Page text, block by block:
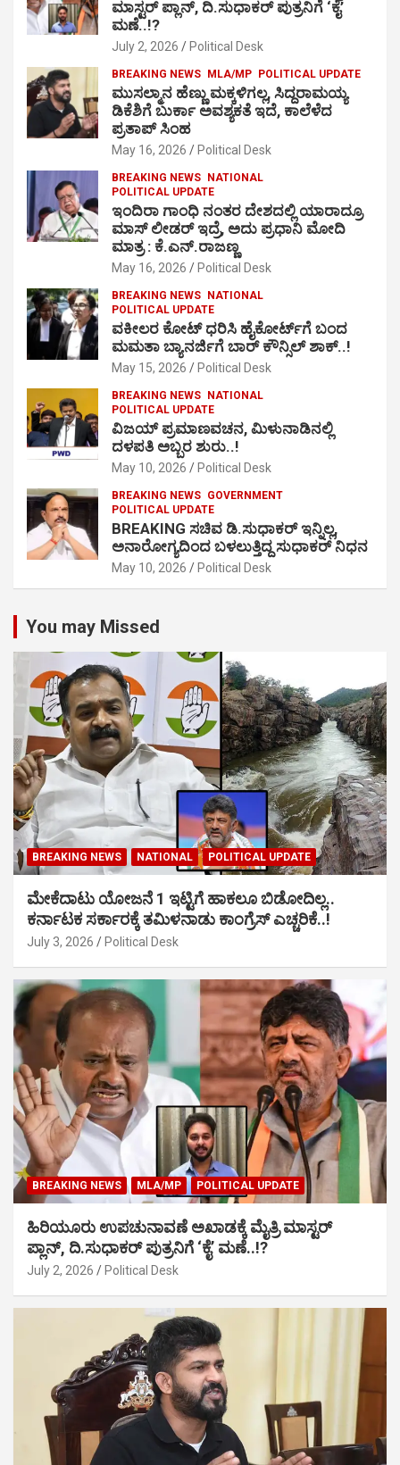
ಮಾಸ್ಟರ್ ಪ್ಲಾನ್, ದಿ.ಸುಧಾಕರ್ ಪುತ್ರನಿಗೆ ‘ಕೈ’
ಮಣೆ..!?
July 2, 2026 Political Desk
BREAKING NEWS MLA/MP POLITICAL UPDATE
ಮುಸಲ್ಮಾನ ಹೆಣ್ಣು ಮಕ್ಕಳಿಗಲ್ಲ, ಸಿದ್ದರಾಮಯ್ಯ
ಡಿಕೆಶಿಗೆ ಬುರ್ಕಾ ಅವಶ್ಯಕತೆ ಇದೆ, ಕಾಲೆಳೆದ
ಪ್ರತಾಪ್ ಸಿಂಹ
May 16, 2026 Political Desk
BREAKING NEWS NATIONAL
POLITICAL UPDATE
ಇಂದಿರಾ ಗಾಂಧಿ ನಂತರ ದೇಶದಲ್ಲಿ ಯಾರಾದ್ರೂ
ಮಾಸ್ ಲೀಡರ್ ಇದ್ರೆ, ಅದು ಪ್ರಧಾನಿ ಮೋದಿ
ಮಾತ್ರ : ಕೆ.ಎನ್.ರಾಜಣ್ಣ
May 16, 2026 Political Desk
BREAKING NEWS NATIONAL
POLITICAL UPDATE
ವಕೀಲರ ಕೋಟ್ ಧರಿಸಿ ಹೈಕೋರ್ಟ್​ಗೆ ಬಂದ
ಮಮತಾ ಬ್ಯಾನರ್ಜಿಗೆ ಬಾರ್ ಕೌನ್ಸಿಲ್ ಶಾಕ್..!
May 15, 2026 Political Desk
BREAKING NEWS NATIONAL
POLITICAL UPDATE
ವಿಜಯ್ ಪ್ರಮಾಣವಚನ, ಮಿಳುನಾಡಿನಲ್ಲಿ
ದಳಪತಿ ಅಬ್ಬರ ಶುರು..!
May 10, 2026 Political Desk
BREAKING NEWS GOVERNMENT
POLITICAL UPDATE
BREAKING ಸಚಿವ ಡಿ.ಸುಧಾಕರ್ ಇನ್ನಿಲ್ಲ,
ಅನಾರೋಗ್ಯದಿಂದ ಬಳಲುತ್ತಿದ್ದ ಸುಧಾಕರ್ ನಿಧನ
May 10, 2026 Political Desk
You may Missed
BREAKING NEWS NATIONAL POLITICAL UPDATE
ಮೇಕೆದಾಟು ಯೋಜನೆ 1 ಇಟ್ಟಿಗೆ ಹಾಕಲೂ ಬಿಡೋದಿಲ್ಲ..
ಕರ್ನಾಟಕ ಸರ್ಕಾರಕ್ಕೆ ತಮಿಳನಾಡು ಕಾಂಗ್ರೆಸ್ ಎಚ್ಚರಿಕೆ..!
July 3, 2026 Political Desk
BREAKING NEWS MLA/MP POLITICAL UPDATE
ಹಿರಿಯೂರು ಉಪಚುನಾವಣೆ ಅಖಾಡಕ್ಕೆ ಮೈತ್ರಿ ಮಾಸ್ಟರ್
ಪ್ಲಾನ್, ದಿ.ಸುಧಾಕರ್ ಪುತ್ರನಿಗೆ ‘ಕೈ’ ಮಣೆ..!?
July 2, 2026 Political Desk